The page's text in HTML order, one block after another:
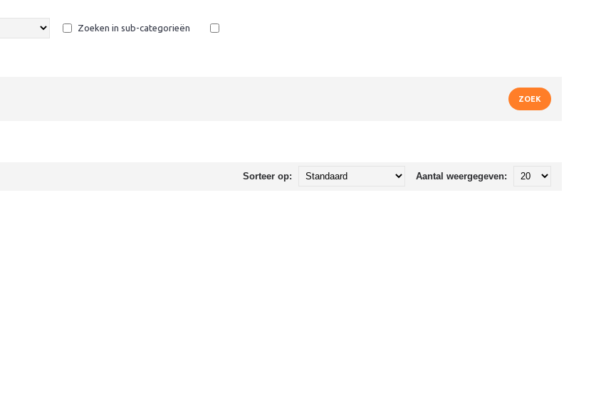
Zoeken in sub-categorieën
Aantal weergegeven:
Sorteer op: